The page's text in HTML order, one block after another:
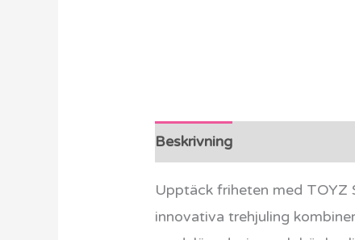
Beskrivning
Upptäck friheten med TOYZ
innovativa trehjuling